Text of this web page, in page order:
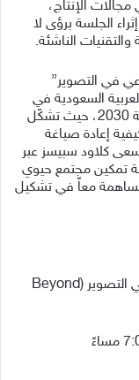
الإنتاج،
الجلسة برؤى لا
الناشئة.
في التصوير”
السعودية في
دعم الابتكار والصناعات الإبداعية كجزء من رؤية 2030، حيث تشكّل
إعادة صياغة
كلاود سبيسز عبر
تمكين مجتمع حيوي
معاً في تشكيل
الفعالية: ما وراء العدسة: الذكاء الاصطناعي في التصوير (Beyond